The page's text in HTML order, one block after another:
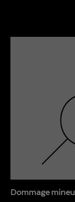
Dommage